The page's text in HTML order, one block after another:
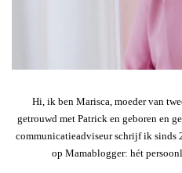
Hi, ik ben Marisca, moeder van
getrouwd met Patrick en geboren en
communicatieadviseur schrijf ik sinds
op Mamablogger: hét